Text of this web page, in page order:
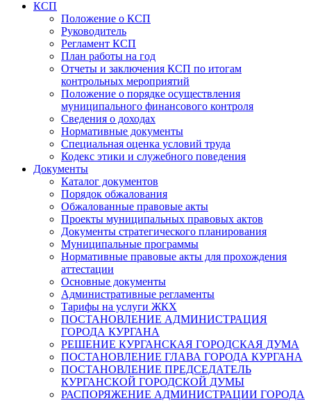
КСП
Положение о КСП
Руководитель
Регламент КСП
План работы на год
Отчеты и заключения КСП по итогам
контрольных мероприятий
Положение о порядке осуществления
муниципального финансового контроля
Сведения о доходах
Нормативные документы
Специальная оценка условий труда
Кодекс этики и служебного поведения
Документы
Каталог документов
Порядок обжалования
Обжалованные правовые акты
Проекты муниципальных правовых актов
Документы стратегического планирования
Муниципальные программы
Нормативные правовые акты для прохождения
аттестации
Основные документы
Административные регламенты
Тарифы на услуги ЖКХ
ПОСТАНОВЛЕНИЕ АДМИНИСТРАЦИЯ
ГОРОДА КУРГАНА
РЕШЕНИЕ КУРГАНСКАЯ ГОРОДСКАЯ ДУМА
ПОСТАНОВЛЕНИЕ ГЛАВА ГОРОДА КУРГАНА
ПОСТАНОВЛЕНИЕ ПРЕДСЕДАТЕЛЬ
КУРГАНСКОЙ ГОРОДСКОЙ ДУМЫ
РАСПОРЯЖЕНИЕ АДМИНИСТРАЦИИ ГОРОДА